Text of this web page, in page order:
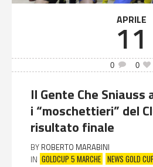
APRILE
11
0 0
Il Gente Che
i “moschettieri” del
risultato finale
BY ROBERTO MARABINI
IN GOLDCUP 5 MARCHE NEWS GOLD